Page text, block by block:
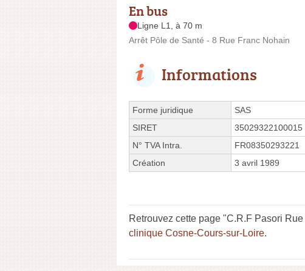
En bus
Ligne L1, à 70 m
Arrêt Pôle de Santé - 8 Rue Franc Nohain
Informations
Forme juridique
SAS
SIRET
35029322100015
N° TVA Intra.
FR08350293221
Création
3 avril 1989
Retrouvez cette page "C.R.F Pasori
clinique Cosne-Cours-sur-Loire.